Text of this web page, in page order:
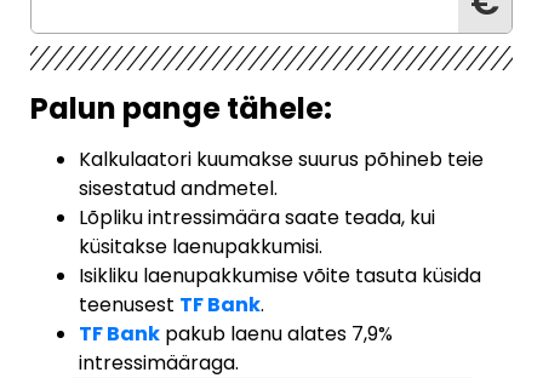
Palun pange tähele:
Kalkulaatori kuumakse suurus põhineb teie
sisestatud andmetel.
Lõpliku intressimäära saate teada, kui
küsitakse laenupakkumisi.
Isikliku laenupakkumise võite tasuta küsida
teenusest TF Bank.
TF Bank pakub laenu alates 7,9%
intressimääraga.